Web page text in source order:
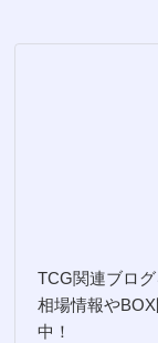
TCG関連ブロ
相場情報や
中！